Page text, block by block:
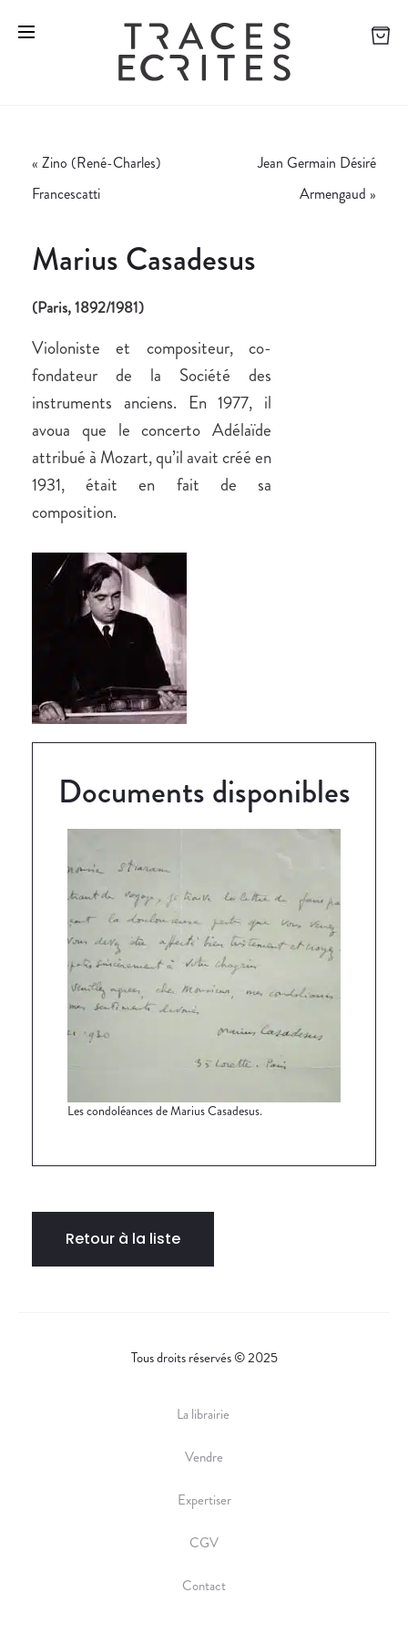
« Zino (René-Charles)
Francescatti
Jean Germain Désiré
Armengaud »
Marius Casadesus
(Paris, 1892/1981)
Violoniste et compositeur, co-
fondateur de la Société des
instruments anciens. En 1977, il
avoua que le concerto Adélaïde
attribué à Mozart, qu’il avait créé en
1931, était en fait de sa
composition.
Documents disponibles
Les condoléances de Marius Casadesus.
Retour à la liste
Tous droits réservés © 2025
La librairie
Vendre
Expertiser
CGV
Contact